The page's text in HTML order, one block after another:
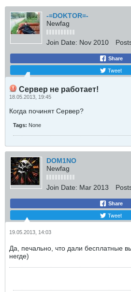
-=DOKTOR=-
Newfag
Join Date: Nov 2010
Share
Tweet
Сервер не работает!
18.05.2013, 19:45
Когда починят Сервер?
Tags: None
DOM1NO
Newfag
Join Date: Mar 2013
Share
Tweet
19.05.2013, 14:03
Да, печально, что дали бесплатные
негде)